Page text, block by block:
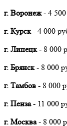
г. Воронеж- 4 500
г. Курск- 4 000
г. Липецк- 8 000
г. Брянск- 8 000
г. Тамбов - 8 000
г. Пенза- 11 000
г. Москва- 8 000